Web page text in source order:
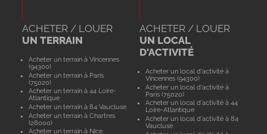
ACHETER / LOUER
UN TERRAIN
Acheter un terrain à Vincennes
(94300)
Acheter un terrain à Paris
(75020)
Acheter un terrain à 44 Loire-
Atlantique
Acheter un terrain à 84 Vaucluse
Acheter un terrain à Chartres
(28000)
Acheter un terrain à Nice
ACHETER / LOUER
UN LOCAL
D'ACTIVITÉ
Acheter un local d'activité à
Vincennes (94300)
Acheter un local d'activité à
Paris (75020)
Acheter un local d'activité à 44
Loire-Atlantique
Acheter un local d'activité à 84
Vaucluse